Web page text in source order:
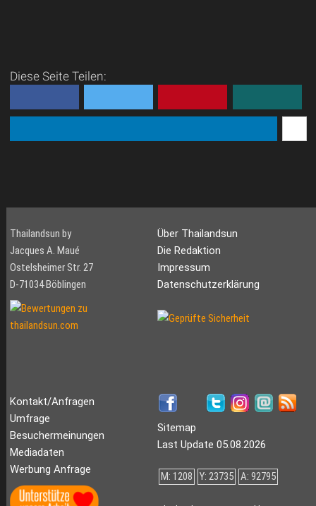
Diese Seite Teilen:
Thailandsun by
Jacques A. Maué
Ostelsheimer Str. 27
D-71034 Böblingen
Über Thailandsun
Die Redaktion
Impressum
Datenschutzerklärung
Kontakt/Anfragen
Umfrage
Besuchermeinungen
Mediadaten
Werbung Anfrage
Sitemap
Last Update 05.08.2026
M: 1208 Y: 23735 A: 92795